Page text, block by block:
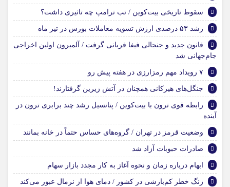
سقوط تاریخی بیت‌کوین / تب ترامپ چه تاثیری داشت؟
رشد ۵۳ درصدی ارزش تسویه معاملات بورس در تیر ماه
قانون جدید و جنجالی فیفا قربانی گرفت / آلمیرون اولین اخراجی
جام‌جهانی شد
۷ رویداد مهم رمزارزی در هفته پیش رو
جنگل‌های هیرکانی همچنان در آتش زیرین گرفتارند!
رابطه قوی ترون با بیت‌کوین / پتانسیل رشد چند برابری ترون در
آینده
وضعیت قرمز در تهران / گروه‌های حساس حتماً در خانه بمانند
صادرات حبوبات آزاد شد
ابهام درباره زمان و نحوه آغاز به کار مجدد بازار سهام
زنگ خطر کم‌بارشی در کشور / دمای هوا از نرمال عبور می‌کند